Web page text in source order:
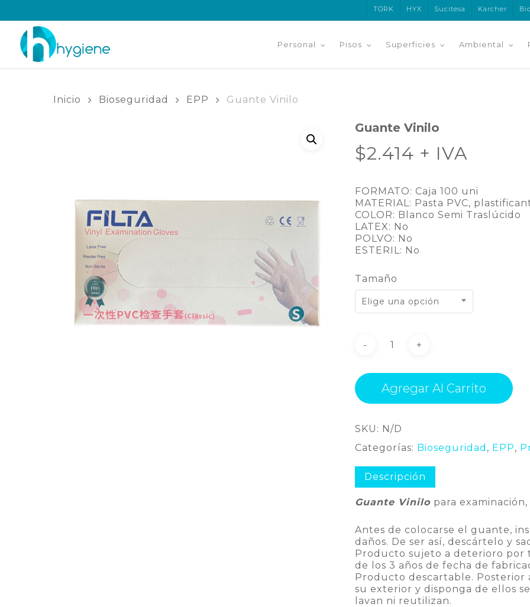
content
TORK HYX Sucitesa Karcher
Personal Pisos Superficies Ambiental
Inicio Bioseguridad EPP Guante Vinilo
Guante Vinilo
$2.414 + IVA
FORMATO: Caja 100 uni
MATERIAL: Pasta PVC,
COLOR: Blanco Semi Traslúcido
LATEX: No
POLVO: No
ESTERIL: No
Tamaño
Elige una opción
Agregar Al Carrito
SKU: N/D
Categorías: Bioseguridad , EPP,
Descripción
Guante Vinilo para
Antes de colocarse el guante,
daños. De ser así, descártelo y
Producto sujeto a deterioro por
de los 3 años de fecha de
Producto descartable. Posterior
su exterior y disponga de ellos
lavan ni reutilizan.